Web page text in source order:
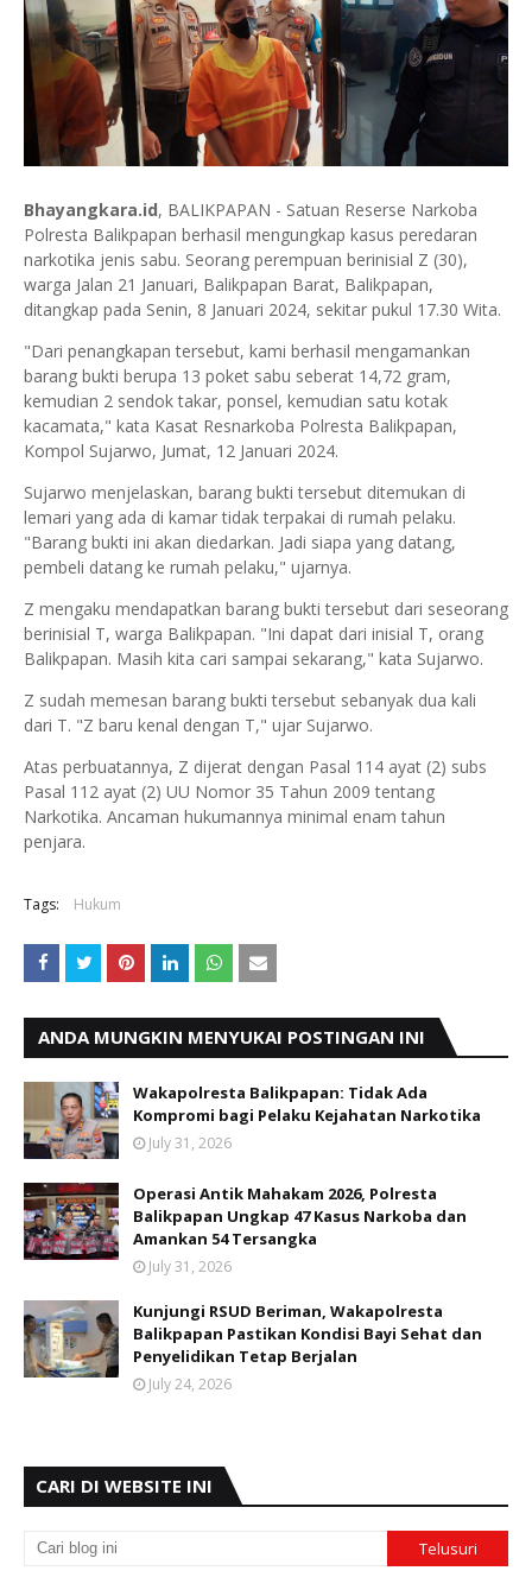
Bhayangkara.id, BALIKPAPAN - Satuan Reserse Narkoba
Polresta Balikpapan berhasil mengungkap kasus peredaran
narkotika jenis sabu. Seorang perempuan berinisial Z (30),
warga Jalan 21 Januari, Balikpapan Barat, Balikpapan,
ditangkap pada Senin, 8 Januari 2024, sekitar pukul 17.30 Wita.
"Dari penangkapan tersebut, kami berhasil mengamankan
barang bukti berupa 13 poket sabu seberat 14,72 gram,
kemudian 2 sendok takar, ponsel, kemudian satu kotak
kacamata," kata Kasat Resnarkoba Polresta Balikpapan,
Kompol Sujarwo, Jumat, 12 Januari 2024.
Sujarwo menjelaskan, barang bukti tersebut ditemukan di
lemari yang ada di kamar tidak terpakai di rumah pelaku.
"Barang bukti ini akan diedarkan. Jadi siapa yang datang,
pembeli datang ke rumah pelaku," ujarnya.
Z mengaku mendapatkan barang bukti tersebut dari seseorang
berinisial T, warga Balikpapan. "Ini dapat dari inisial T, orang
Balikpapan. Masih kita cari sampai sekarang," kata Sujarwo.
Z sudah memesan barang bukti tersebut sebanyak dua kali
dari T. "Z baru kenal dengan T," ujar Sujarwo.
Atas perbuatannya, Z dijerat dengan Pasal 114 ayat (2) subs
Pasal 112 ayat (2) UU Nomor 35 Tahun 2009 tentang
Narkotika. Ancaman hukumannya minimal enam tahun
penjara.
Tags: Hukum
ANDA MUNGKIN MENYUKAI POSTINGAN INI
Wakapolresta Balikpapan: Tidak Ada
Kompromi bagi Pelaku Kejahatan Narkotika
July 31, 2026
Operasi Antik Mahakam 2026, Polresta
Balikpapan Ungkap 47 Kasus Narkoba dan
Amankan 54 Tersangka
July 31, 2026
Kunjungi RSUD Beriman, Wakapolresta
Balikpapan Pastikan Kondisi Bayi Sehat dan
Penyelidikan Tetap Berjalan
July 24, 2026
CARI DI WEBSITE INI